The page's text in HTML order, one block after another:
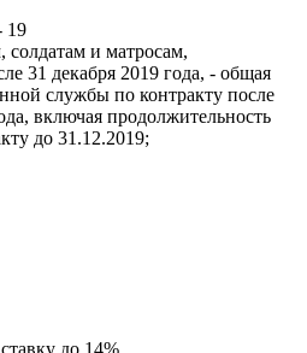
19
и матросам,
31 декабря 2019 года, - общая
службы по контракту после
включая продолжительность
до 31.12.2019;
до 14%